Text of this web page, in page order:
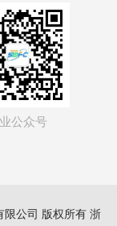
公众号
公司 版权所有 浙